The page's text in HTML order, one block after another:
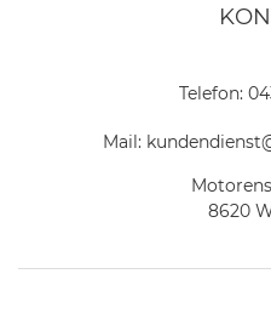
Telefon:
Mail:
8620